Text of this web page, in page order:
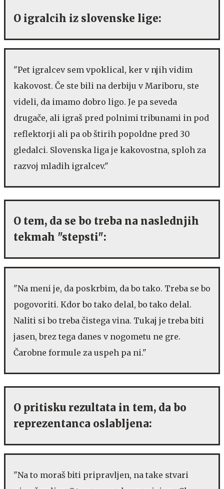
O igralcih iz slovenske lige:
"Pet igralcev sem vpoklical, ker v njih vidim
kakovost. Če ste bili na derbiju v Mariboru, ste
videli, da imamo dobro ligo. Je pa seveda
drugače, ali igraš pred polnimi tribunami in pod
reflektorji ali pa ob štirih popoldne pred 30
gledalci. Slovenska liga je kakovostna, sploh za
razvoj mladih igralcev."
O tem, da se bo treba na naslednjih
tekmah "stepsti":
"Na meni je, da poskrbim, da bo tako. Treba se bo
pogovoriti. Kdor bo tako delal, bo tako delal.
Naliti si bo treba čistega vina. Tukaj je treba biti
jasen, brez tega danes v nogometu ne gre.
Čarobne formule za uspeh pa ni."
O pritisku rezultata in tem, da bo
reprezentanca oslabljena:
"Na to moraš biti pripravljen, na take stvari